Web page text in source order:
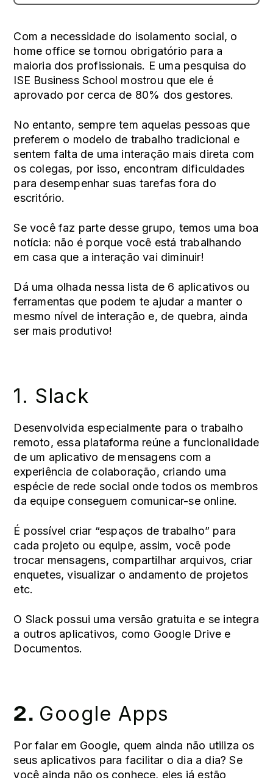
Com a necessidade do isolamento social, o
home office se tornou obrigatório para a
maioria dos profissionais. E uma pesquisa do
ISE Business School mostrou que ele é
aprovado por cerca de 80% dos gestores.
No entanto, sempre tem aquelas pessoas que
preferem o modelo de trabalho tradicional e
sentem falta de uma interação mais direta com
os colegas, por isso, encontram dificuldades
para desempenhar suas tarefas fora do
escritório.
Se você faz parte desse grupo, temos uma boa
notícia: não é porque você está trabalhando
em casa que a interação vai diminuir!
Dá uma olhada nessa lista de 6 aplicativos ou
ferramentas que podem te ajudar a manter o
mesmo nível de interação e, de quebra, ainda
ser mais produtivo!
1. Slack
Desenvolvida especialmente para o trabalho
remoto, essa plataforma reúne a funcionalidade
de um aplicativo de mensagens com a
experiência de colaboração, criando uma
espécie de rede social onde todos os membros
da equipe conseguem comunicar-se online.
É possível criar “espaços de trabalho” para
cada projeto ou equipe, assim, você pode
trocar mensagens, compartilhar arquivos, criar
enquetes, visualizar o andamento de projetos
etc.
O Slack possui uma versão gratuita e se integra
a outros aplicativos, como Google Drive e
Documentos.
2. Google Apps
Por falar em Google, quem ainda não utiliza os
seus aplicativos para facilitar o dia a dia? Se
você ainda não os conhece, eles já estão